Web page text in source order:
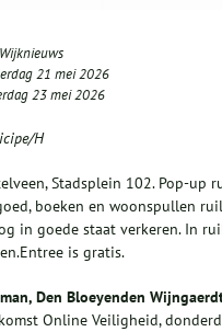
Wijknieuws
21 mei 2026
23 mei 2026
H
Stadsplein 102. Pop-up
boeken en woonspullen
in goede staat verkeren. In
is gratis.
Den Bloeyenden
Online Veiligheid,